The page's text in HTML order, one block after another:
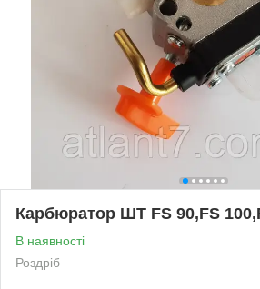
Карбюратор ШТ FS 90,FS
В наявності
Роздріб